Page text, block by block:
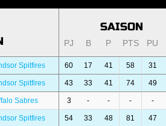
SAISON
PJ B P PTS PU
Spitfires 60 17 41 58 31
Spitfires 43 33 41 74 49
Sabres 3 - - - -
Spitfires 54 33 48 81 47